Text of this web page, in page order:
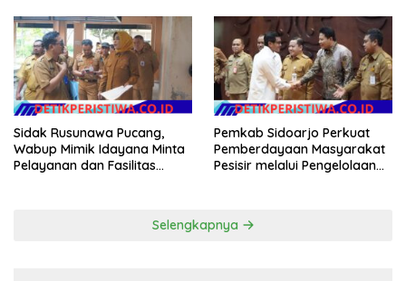
Layanan SIM Online SINAR
M.AP
Sidak Rusunawa Pucang,
Wabup Mimik Idayana Minta
Pelayanan dan Fasilitas
Pemkab Sidoarjo Perkuat
Pemberdayaan Masyarakat
Pesisir melalui Pengelolaan
Selengkapnya